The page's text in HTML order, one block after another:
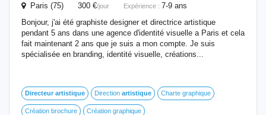
Paris (75) 300 €/jour Expérience : 7-9 ans
Bonjour, j'ai été graphiste designer et directrice artistique
pendant 5 ans dans une agence d'identité visuelle a Paris et cela
fait maintenant 2 ans que je suis a mon compte. Je suis
spécialisée en branding, identité visuelle, créations...
Directeur artistique Direction artistique Charte graphique
Création brochure Création graphique